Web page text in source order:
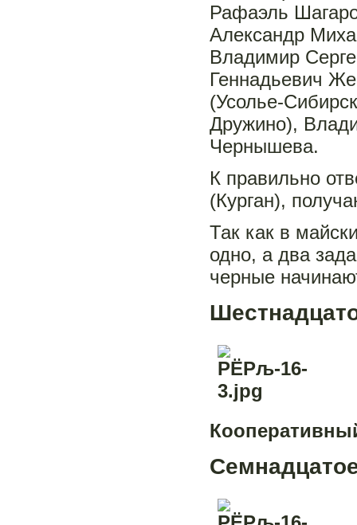
Рафаэль
Александр
Владимир
Геннадьевич
(Усолье-
Дружино),
Чернышева.
К правильно
(Курган),
Так как в
одно, а два
черные